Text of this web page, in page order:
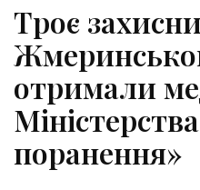
Троє
отримали
поранення»